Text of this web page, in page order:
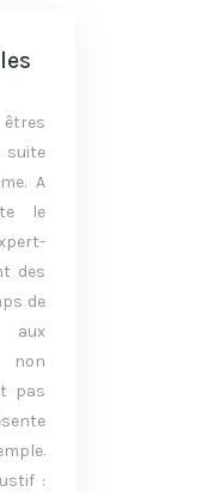
suite
A
le
des
de
aux
non
pas
: